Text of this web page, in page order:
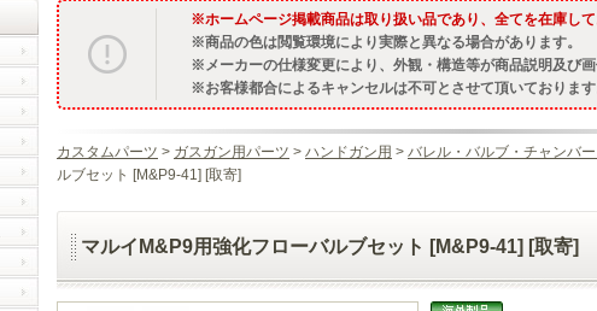
ホームページ掲載商品は取り扱い品であり、全てを在庫して
商品の色は閲覧環境により実際と異なる場合があります。
メーカーの仕様変更により、外観・構造等が商品説明及び
お客様都合によるキャンセルは不可とさせて頂いております
カスタムパーツ > ガスガン用パーツ > ハンドガン用 > バレル・バルブ・チャンバ
ルブセット [M&P9-41] [取寄]
マルイM&P9用強化フローバルブセット [M&P9-41] [取寄]